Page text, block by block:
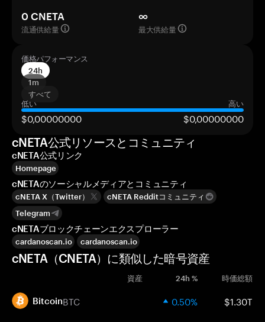
0 CNETA
流通供給量
∞
最大供給量
価格パフォーマンス
24h
1m
すべて
低い
高い
$0,00000000
$0,00000000
cNETA公式リソースとコミュニティ
cNETA公式リンク
Homepage
cNETAのソーシャルメディアとコミュニティ
cNETA X（Twitter）
cNETA Redditコミュニティ
Telegram
cNETAブロックチェーンエクスプローラー
cardanoscan.io cardanoscan.io
cNETA（CNETA）に類似した暗号資産
資産 24h % 時価総額
BitcoinBTC 0.50% $1.30T